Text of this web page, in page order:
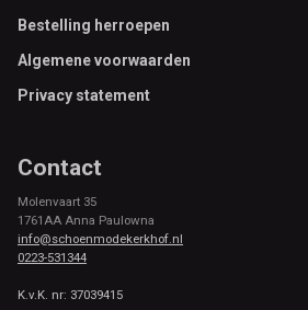
Footer
Bestelling herroepen
Algemene voorwaarden
Privacy statement
Contact
Molenvaart 35
1761AA Anna Paulowna
info@schoenmodekerkhof.nl
0223-531344
K.v.K. nr: 37039415